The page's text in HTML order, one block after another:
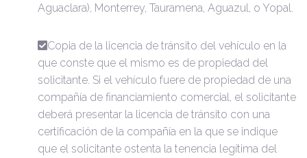
Aguaclara), Monterrey, Tauramena, Aguazul, o Yopal.
Copia de la licencia de tránsito del vehículo en la
que conste que el mismo es de propiedad del
solicitante. Si el vehículo fuere de propiedad de una
compañía de financiamiento comercial, el solicitante
deberá presentar la licencia de tránsito con una
certificación de la compañía en la que se indique
que el solicitante ostenta la tenencia legítima del